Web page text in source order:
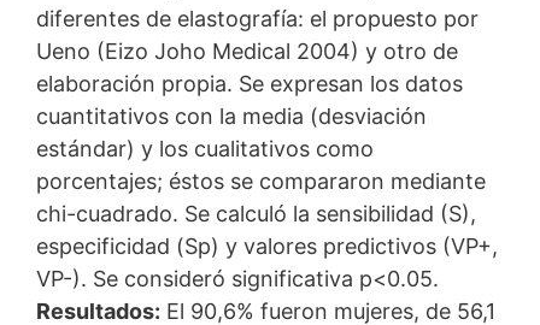
diferentes de elastografía: el propuesto por
Ueno (Eizo Joho Medical 2004) y otro de
elaboración propia. Se expresan los datos
cuantitativos con la media (desviación
estándar) y los cualitativos como
porcentajes; éstos se compararon mediante
chi-cuadrado. Se calculó la sensibilidad (S),
especificidad (Sp) y valores predictivos (VP+,
VP-). Se consideró significativa p<0.05.
Resultados: El 90,6% fueron mujeres, de 56,1